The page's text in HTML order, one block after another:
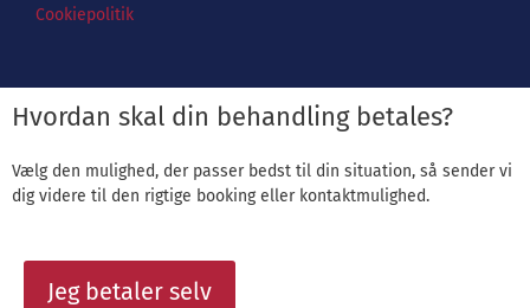
Cookiepolitik
Hvordan skal din behandling betales?
Vælg den mulighed, der passer bedst til din situation, så sender vi
dig videre til den rigtige booking eller kontaktmulighed.
Jeg betaler selv